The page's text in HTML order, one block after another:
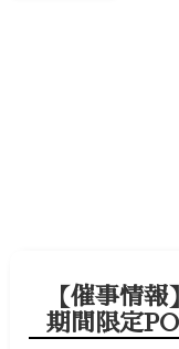
【催事情
期間限定